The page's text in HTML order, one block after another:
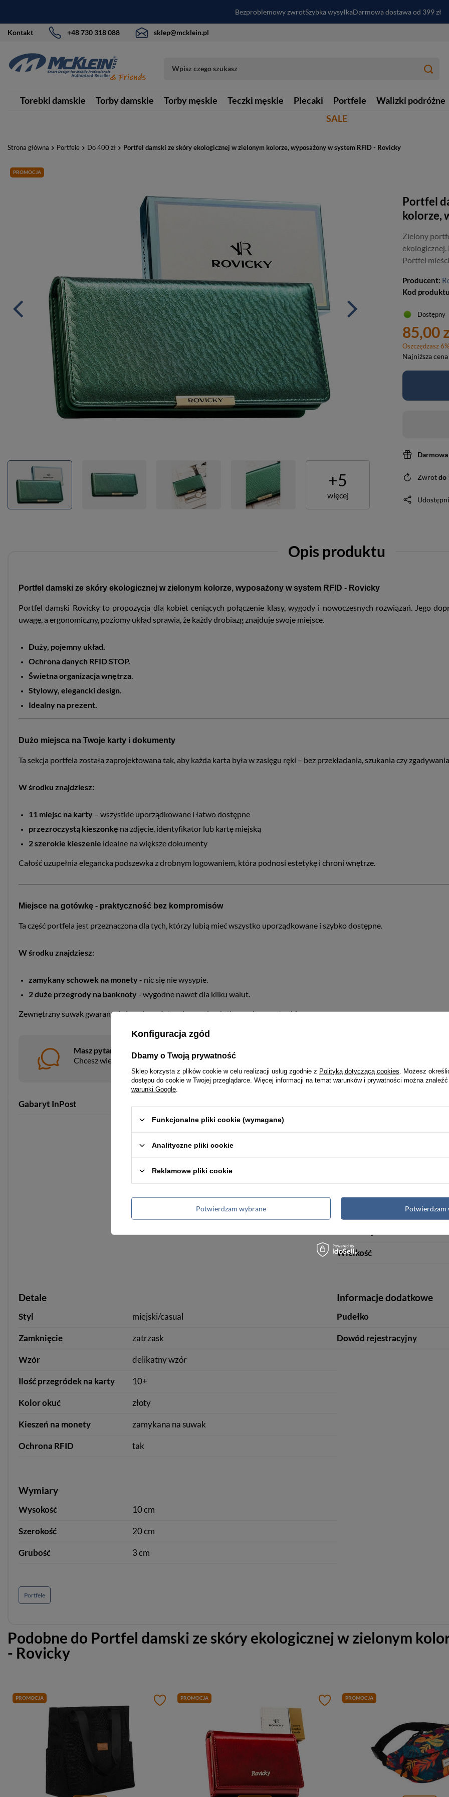
Bezproblemowy zwrotSzybka wysyłkaDarmowa dostawa od 399 zł
Kontakt +48 730 318 088 sklep@mcklein.pl
Torebki damskie Torby damskie Torby męskie Teczki męskie Plecaki Portfele
Walizki podróżne
SALE
Strona główna Portfele Do 400 zł Portfel damski ze skóry ekologicznej w zielonym kolorze, wyposażony w system RFID - Rovicky
PROMOCJA
+5
więcej
Portfel
kolorze,
Zielony
ekologicznej.
Portfel
Producent:
Kod
Dostępny
85,00
Oszczędzasz6
Najniższa
Zwrotdo
Opis produktu
Portfel damski ze skóry ekologicznej w zielonym kolorze, wyposażony w system RFID - Rovicky
Portfel damski Rovicky to propozycja dla kobiet ceniących połączenie klasy, wygody i nowoczesnych rozwiązań. Jego
uwagę, a ergonomiczny, poziomy układ sprawia, że każdy drobiazg znajduje swoje miejsce.
Duży, pojemny układ.
Ochrona danych RFID STOP.
Świetna organizacja wnętrza.
Stylowy, elegancki design.
Idealny na prezent.
Dużo miejsca na Twoje karty i dokumenty
Ta sekcja portfela została zaprojektowana tak, aby każda karta była w zasięgu ręki – bez przekładania, szukania czy
W środku znajdziesz:
11 miejsc na karty – wszystkie uporządkowane i łatwo dostępne
przezroczystą kieszonkę na zdjęcie, identyfikator lub kartę miejską
2 szerokie kieszenie idealne na większe dokumenty
Całość uzupełnia elegancka podszewka z drobnym logowaniem, która podnosi estetykę i chroni wnętrze.
Miejsce na gotówkę - praktyczność bez kompromisów
Ta część portfela jest przeznaczona dla tych, którzy lubią mieć wszystko uporządkowane i szybko dostępne.
W środku znajdziesz:
zamykany schowek na monety- nic się nie wysypie.
2 duże przegrody na banknoty- wygodne nawet dla kilku walut.
Zewnętrzny suwak gwarantuje bezpieczeństwo i wygodę użytkowania nawet w biegu.
Masz pytania?
Chcesz wiedzieć więcej na temat tego produku?
Gabaryt InPost
Wielkość
Detale
Styl miejski/casual
Zamknięcie zatrzask
Wzór delikatny wzór
Ilość przegródek na karty 10+
Kolor okuć złoty
Kieszeń na monety zamykana na suwak
Ochrona RFID tak
Informacje dodatkowe
Pudełko
Dowód rejestracyjny
Wymiary
Wysokość 10 cm
Szerokość 20 cm
Grubość 3 cm
Portfele
Podobne do Portfel damski ze skóry ekologicznej w zielonym
- Rovicky
PROMOCJA PROMOCJA PROMOCJA
Konfiguracja zgód
Dbamy o Twoją prywatność
Sklep korzysta z plików cookie w celu realizacji usług zgodnie z Polityką dotyczącą cookies . Możesz
dostępu do cookie w Twojej przeglądarce. Więcej informacji na temat warunków i prywatności można
warunki Google
Funkcjonalne pliki cookie (wymagane)
Analityczne pliki cookie
Reklamowe pliki cookie
Potwierdzam wybrane Potwierdzam